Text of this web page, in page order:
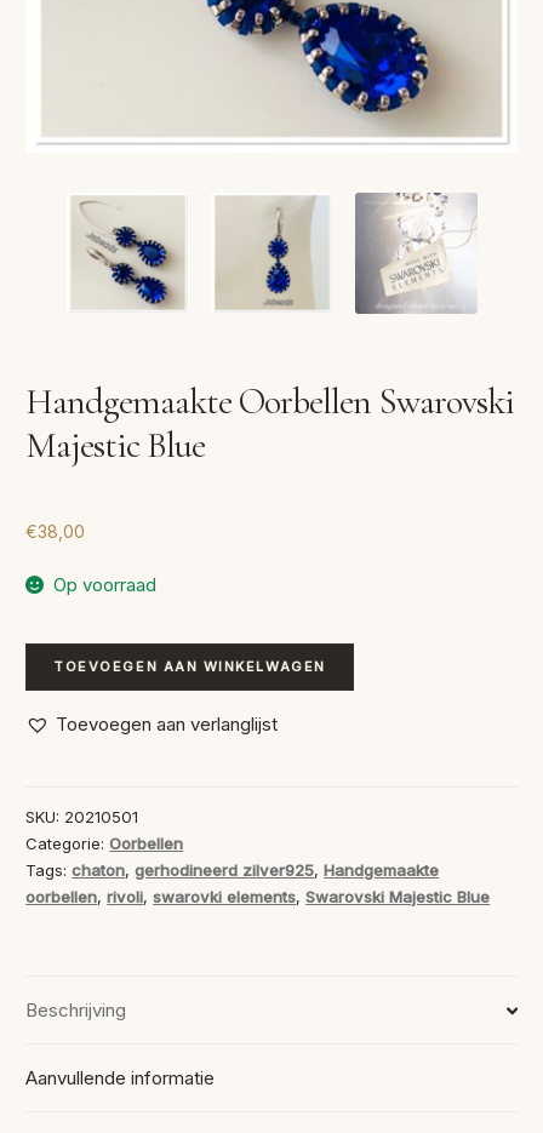
Handgemaakte Oorbellen Swarovski
Majestic Blue
€38,00
Op voorraad
Handgemaakte
Oorbellen
Swarovski
aantal
TOEVOEGEN AAN WINKELWAGEN
Toevoegen aan verlanglijst
SKU: 20210501
Categorie:Oorbellen
Tags:chaton,gerhodineerd zilver925,Handgemaakte
oorbellen,rivoli,swarovki elements,Swarovski Majestic Blue
Beschrijving
Aanvullende informatie